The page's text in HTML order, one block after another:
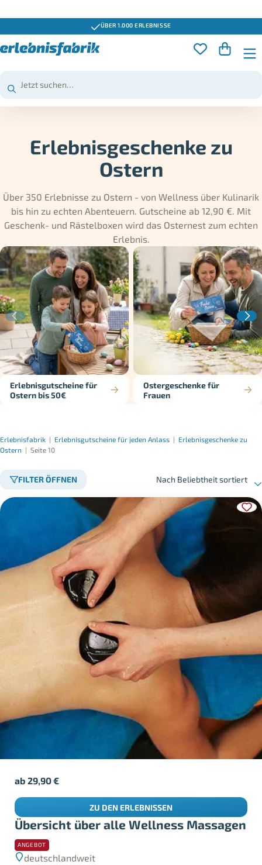
GUTSCHEINE 3 JAHRE GÜLTIG
Erlebnisgeschenke zu
Ostern
Über 350 Erlebnisse zu Ostern - von Wellness über Kulinarik
bis hin zu echten Abenteuern. Gutscheine ab 12,90 €. Mit
Geschenk- und Rästelboxen wird das Osternest zum echten
Erlebnis.
Erlebnisgutscheine für
Ostern bis 50€
Ostergeschenke für
Frauen
Erlebnisfabrik | Erlebnisgutscheine für jeden Anlass | Erlebnisgeschenke zu
Ostern | Seite 10
FILTER ÖFFNEN Nach Beliebtheit sortiert
Übersicht über alle Wellness Massagen
ANGEBOT
deutschlandweit
ab29,90€
ZU DEN ERLEBNISSEN